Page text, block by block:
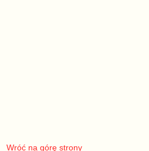
Wróć na górę strony